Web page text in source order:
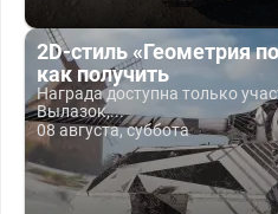
2D-стиль «Геометрия
как получить
Награда доступна только
Вылазок,...
08 августа, суббота